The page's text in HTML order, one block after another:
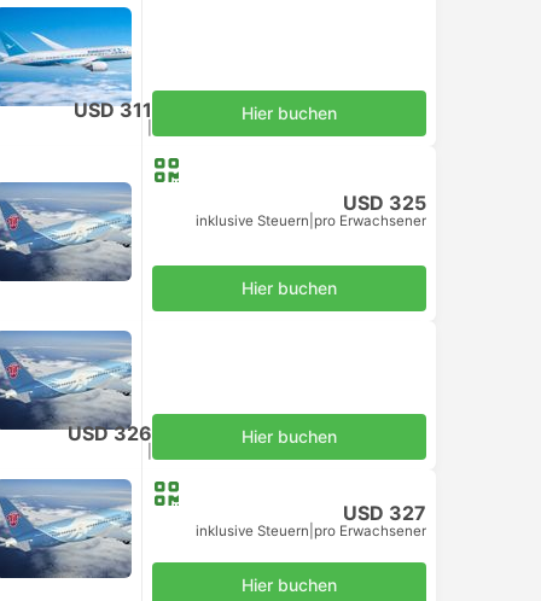
USD 311 Hier buchen
USD 325
inklusive Steuern pro Erwachsener
Hier buchen
USD 326 Hier buchen
USD 327
inklusive Steuern pro Erwachsener
Hier buchen